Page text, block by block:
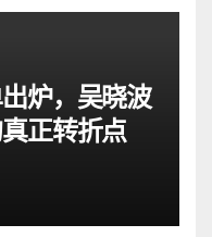
炉，吴晓波
正转折点